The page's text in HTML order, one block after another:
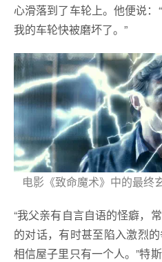
心滑落到了车轮上。他便说：
我的车轮快被磨坏了。”
电影《致命魔术》中的最终
“我父亲有自言自语的怪癖，
的对话，有时甚至陷入激烈
相信屋子里只有一个人。”特